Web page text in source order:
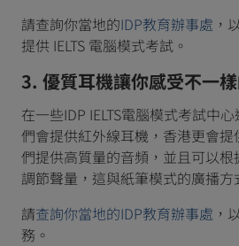
請查詢你當地的IDP教育辦事處 ，
提供 IELTS 電腦模式考試。
3. 優質耳機讓你感受不一
在一些IDP IELTS電腦模式考試中
們會提供紅外線耳機，香港更會
們提供高質量的音頻，並且可以
調節聲量，這與紙筆模式的廣播方
請查詢你當地的IDP教育辦事處 ，
務。